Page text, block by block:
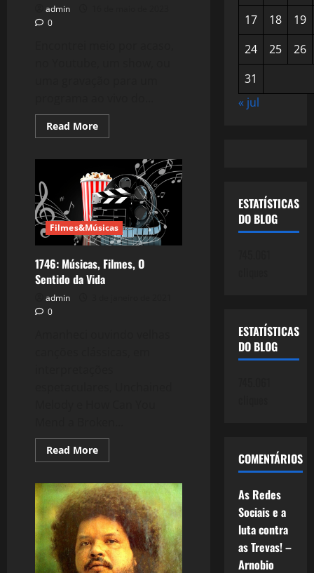
admin
0
Read MoreRead
more
o
Ben,
o
Jor,
o
amor
e
a
Filmes&Músicas
1746: Músicas, Filmes, O
Sentido da Vida
admin
0
Read MoreRead
more
Músicas,
Filmes,
O
Sentido
da
Vida
17
18
19
24
25
26
31
« jul
ESTATÍSTICAS
DO BLOG
ESTATÍSTICAS
DO BLOG
COMENTÁRIOS
As Redes
Sociais e a
luta contra
as Trevas! –
Arnobio